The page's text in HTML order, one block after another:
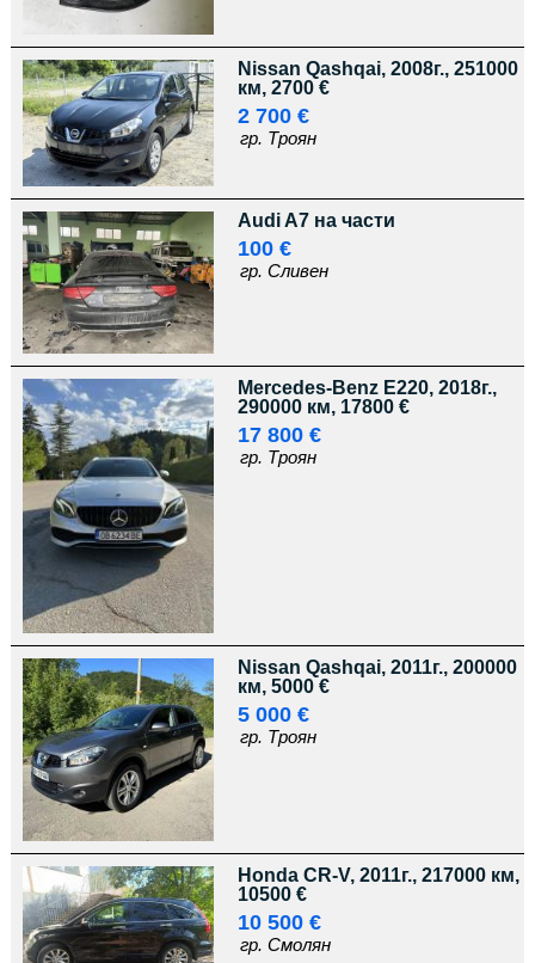
Nissan Qashqai, 2008г., 251000
км, 2700 €
2 700 €
гр. Троян
Audi A7 на части
100 €
гр. Сливен
Mercedes-Benz E220, 2018г.,
290000 км, 17800 €
17 800 €
гр. Троян
Nissan Qashqai, 2011г., 200000
км, 5000 €
5 000 €
гр. Троян
Honda CR-V, 2011г., 217000 км,
10500 €
10 500 €
гр. Смолян